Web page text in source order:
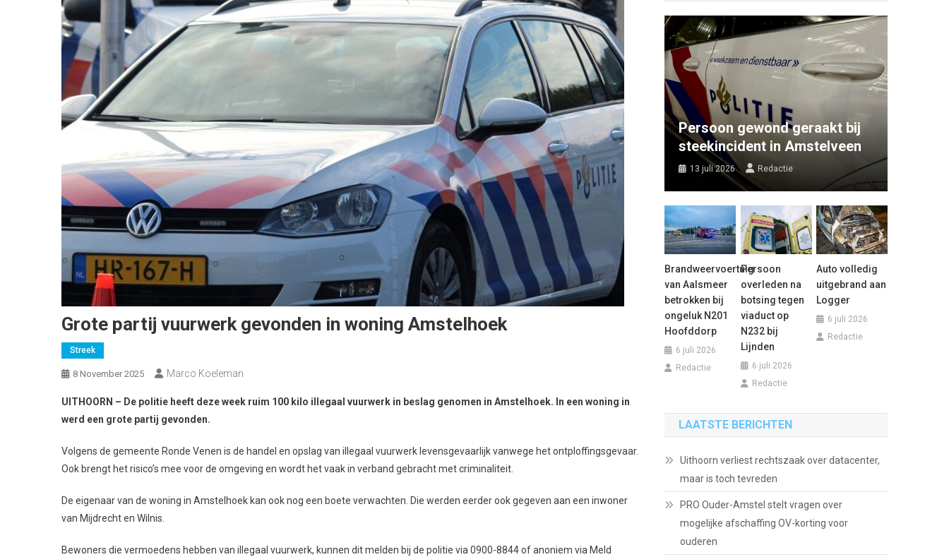
Grote partij vuurwerk gevonden in woning Amstelhoek
Streek
8 November 2025 Marco Koeleman
UITHOORN – De politie heeft deze week ruim 100 kilo illegaal vuurwerk in beslag genomen in Amstelhoek. In een woning in
werd een grote partij gevonden.
Volgens de gemeente Ronde Venen is de handel en opslag van illegaal vuurwerk levensgevaarlijk vanwege het ontploffingsgevaar.
Ook brengt het risico’s mee voor de omgeving en wordt het vaak in verband gebracht met criminaliteit.
De eigenaar van de woning in Amstelhoek kan ook nog een boete verwachten. Die werden eerder ook gegeven aan een inwoner
van Mijdrecht en Wilnis.
Bewoners die vermoedens hebben van illegaal vuurwerk, kunnen dit melden bij de politie via 0900-8844 of anoniem via Meld
Persoon gewond geraakt bij
steekincident in Amstelveen
13 juli 2026 Redactie
Brandweervoertuig
van Aalsmeer
betrokken bij
ongeluk N201
Hoofddorp
6 juli 2026
Redactie
Persoon
overleden na
botsing tegen
viaduct op
N232 bij
Lijnden
6 juli 2026
Redactie
Auto volledig
uitgebrand aan
Logger
6 juli 2026
Redactie
LAATSTE BERICHTEN
Uithoorn verliest rechtszaak over datacenter,
maar is toch tevreden
PRO Ouder-Amstel stelt vragen over
mogelijke afschaffing OV-korting voor
ouderen